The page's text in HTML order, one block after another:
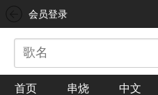
会员登录
首页 串烧 中文